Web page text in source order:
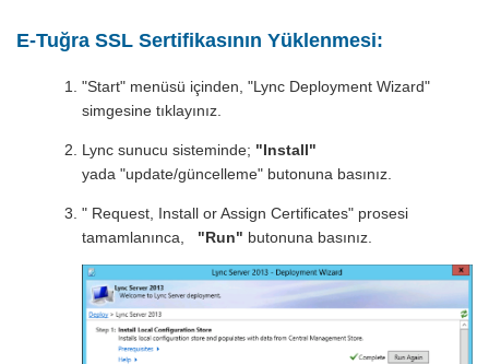
E-Tuğra SSL Sertifikasının Yüklenmesi:
"Start" menüsü içinden, "Lync Deployment Wizard"
simgesine tıklayınız.
Lync sunucu sisteminde; "Install"
yada "update/güncelleme" butonuna basınız.
" Request, Install or Assign Certificates" prosesi
tamamlanınca, "Run" butonuna basınız.